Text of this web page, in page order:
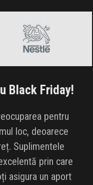
Black Friday!
pentru
loc, deoarece
Suplimentele
prin care
asigura un aport